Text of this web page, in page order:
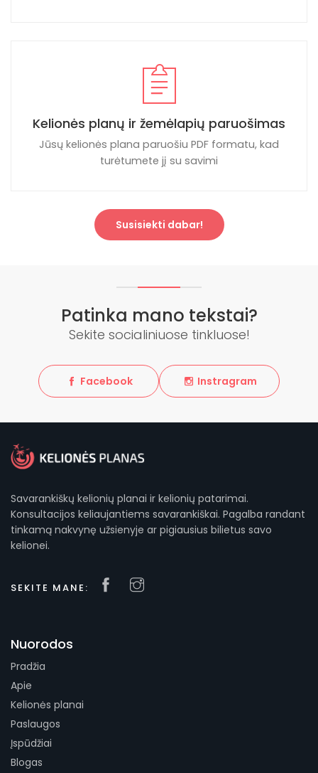
Kelionės planų ir žemėlapių paruošimas
Jūsų kelionės plana paruošiu PDF formatu, kad
turėtumete jį su savimi
Susisiekti dabar!
Patinka mano tekstai?
Sekite socialiniuose tinkluose!
Facebook Instragram
Savarankiškų kelionių planai ir kelionių patarimai.
Konsultacijos keliaujantiems savarankiškai. Pagalba randant
tinkamą nakvynę užsienyje ar pigiausius bilietus savo
kelionei.
SEKITE MANE:
Nuorodos
Pradžia
Apie
Kelionės planai
Paslaugos
Įspūdžiai
Blogas